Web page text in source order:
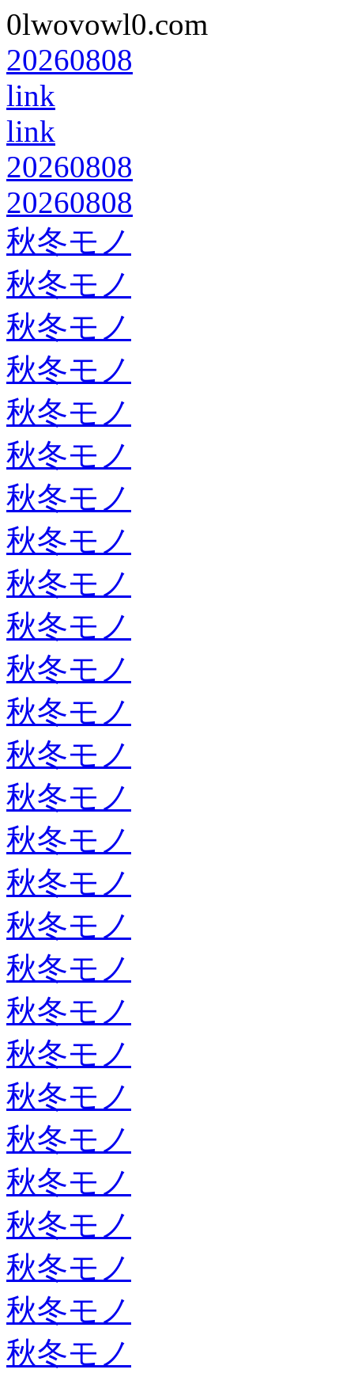
0lwovowl0.com
20260808
link
link
20260808
20260808
秋冬モノ
秋冬モノ
秋冬モノ
秋冬モノ
秋冬モノ
秋冬モノ
秋冬モノ
秋冬モノ
秋冬モノ
秋冬モノ
秋冬モノ
秋冬モノ
秋冬モノ
秋冬モノ
秋冬モノ
秋冬モノ
秋冬モノ
秋冬モノ
秋冬モノ
秋冬モノ
秋冬モノ
秋冬モノ
秋冬モノ
秋冬モノ
秋冬モノ
秋冬モノ
秋冬モノ